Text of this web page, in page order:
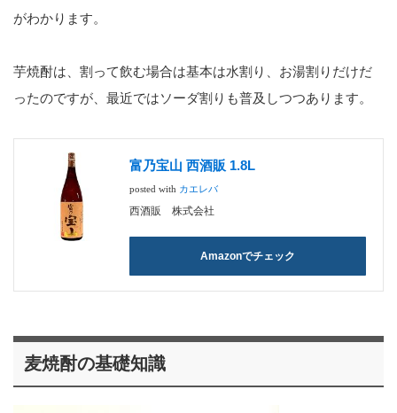
がわかります。
芋焼酎は、割って飲む場合は基本は水割り、お湯割りだけだ
ったのですが、最近ではソーダ割りも普及しつつあります。
富乃宝山 西酒販 1.8L
posted with カエレバ
西酒販 株式会社
Amazonでチェック
麦焼酎の基礎知識